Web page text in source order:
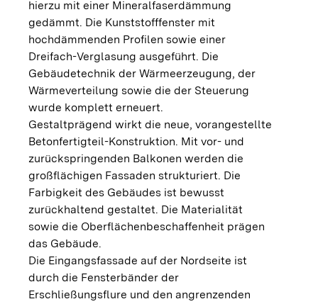
hierzu mit einer Mineralfaserdämmung
gedämmt. Die Kunststofffenster mit
hochdämmenden Profilen sowie einer
Dreifach-Verglasung ausgeführt. Die
Gebäudetechnik der Wärmeerzeugung, der
Wärmeverteilung sowie die der Steuerung
wurde komplett erneuert.
Gestaltprägend wirkt die neue, vorangestellte
Betonfertigteil-Konstruktion. Mit vor- und
zurückspringenden Balkonen werden die
großflächigen Fassaden strukturiert. Die
Farbigkeit des Gebäudes ist bewusst
zurückhaltend gestaltet. Die Materialität
sowie die Oberflächenbeschaffenheit prägen
das Gebäude.
Die Eingangsfassade auf der Nordseite ist
durch die Fensterbänder der
Erschließungsflure und den angrenzenden